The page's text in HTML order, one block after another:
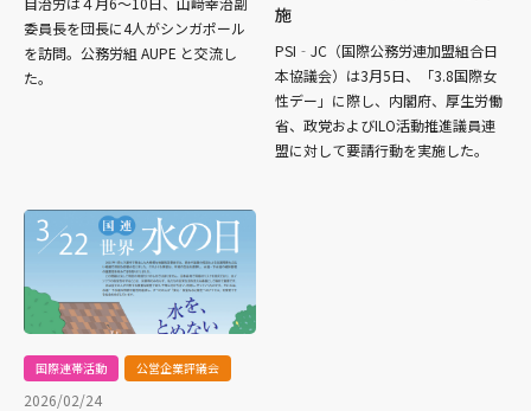
委員長を団長に4人がシンガポール
を訪問。公務労組 AUPE と交流し
た。
施
PSI‐JC（国際公務労連加盟組合日
本協議会）は3月5日、「3.8国際女
性デー」に際し、内閣府、厚生労働
省、政党およびILO活動推進議員連
盟に対して要請行動を実施した。
国際連帯活動 公営企業評議会
2026/02/24